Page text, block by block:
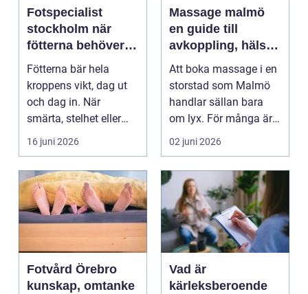
Fotspecialist
stockholm när
fötterna behöver
mer än vila
Fötterna bär hela
kroppens vikt, dag ut
och dag in. När
smärta, stelhet eller
felställningar uppstår...
16 juni 2026
Massage malmö
en guide till
avkoppling, hälsa
och välmående
Att boka massage i en
storstad som Malmö
handlar sällan bara
om lyx. För många är
det ett sätt att h...
02 juni 2026
Fotvård Örebro
kunskap, omtanke
Vad är
kärleksberoende